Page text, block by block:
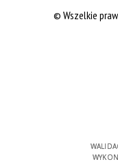
© Wszelkie